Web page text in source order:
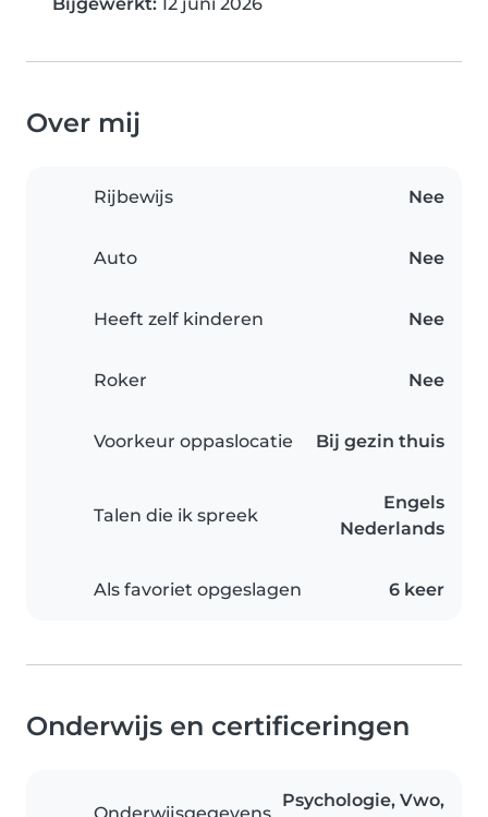
Over mij
Rijbewijs Nee
Auto Nee
Heeft zelf kinderen Nee
Roker Nee
Voorkeur oppaslocatie Bij gezin thuis
Talen die ik spreek
Engels
Nederlands
Als favoriet opgeslagen 6 keer
Onderwijs en certificeringen
Psychologie, Vwo,